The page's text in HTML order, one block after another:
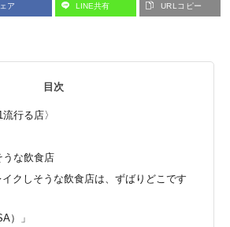
ア LINE共有 URLコピー
目次
行る店〉
うな飲食店
クしそうな飲食店は、ずばりどこです
）」